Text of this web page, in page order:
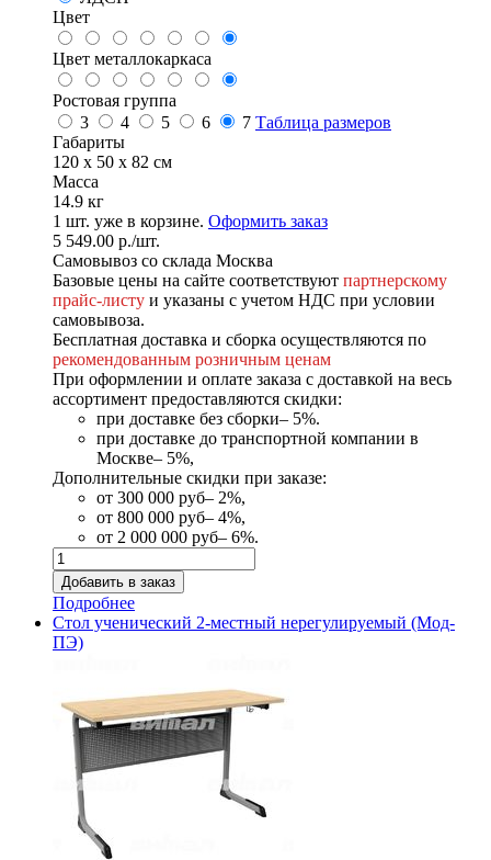
Цвет
Цвет металлокаркаса
Ростовая группа
3
4 5 6 7 Таблица размеров
Габариты
120 x 50 x 82 см
Масса
14.9 кг
1 шт. уже в корзине. Оформить заказ
5 549.00 р./шт.
Самовывоз со склада Москва
Базовые цены на сайте соответствуют партнерскому
прайс-листу и указаны с учетом НДС при условии
самовывоза.
Бесплатная доставка и сборка осуществляются по
рекомендованным розничным ценам
При оформлении и оплате заказа с доставкой на весь
ассортимент предоставляются скидки:
при доставке без сборки– 5%.
при доставке до транспортной компании в
Москве– 5%,
Дополнительные скидки при заказе:
от 300 000 руб– 2%,
от 800 000 руб– 4%,
от 2 000 000 руб– 6%.
Подробнее
Стол ученический 2-местный нерегулируемый (Мод-
ПЭ)